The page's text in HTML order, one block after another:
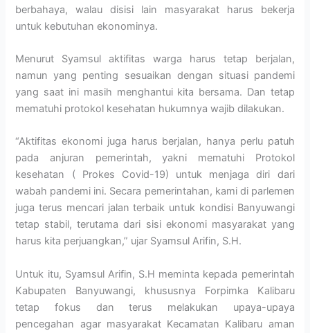
berbahaya, walau disisi lain masyarakat harus bekerja
untuk kebutuhan ekonominya.
Menurut Syamsul aktifitas warga harus tetap berjalan,
namun yang penting sesuaikan dengan situasi pandemi
yang saat ini masih menghantui kita bersama. Dan tetap
mematuhi protokol kesehatan hukumnya wajib dilakukan.
“Aktifitas ekonomi juga harus berjalan, hanya perlu patuh
pada anjuran pemerintah, yakni mematuhi Protokol
kesehatan ( Prokes Covid-19) untuk menjaga diri dari
wabah pandemi ini. Secara pemerintahan, kami di parlemen
juga terus mencari jalan terbaik untuk kondisi Banyuwangi
tetap stabil, terutama dari sisi ekonomi masyarakat yang
harus kita perjuangkan,” ujar Syamsul Arifin, S.H.
Untuk itu, Syamsul Arifin, S.H meminta kepada pemerintah
Kabupaten Banyuwangi, khususnya Forpimka Kalibaru
tetap fokus dan terus melakukan upaya-upaya
pencegahan agar masyarakat Kecamatan Kalibaru aman